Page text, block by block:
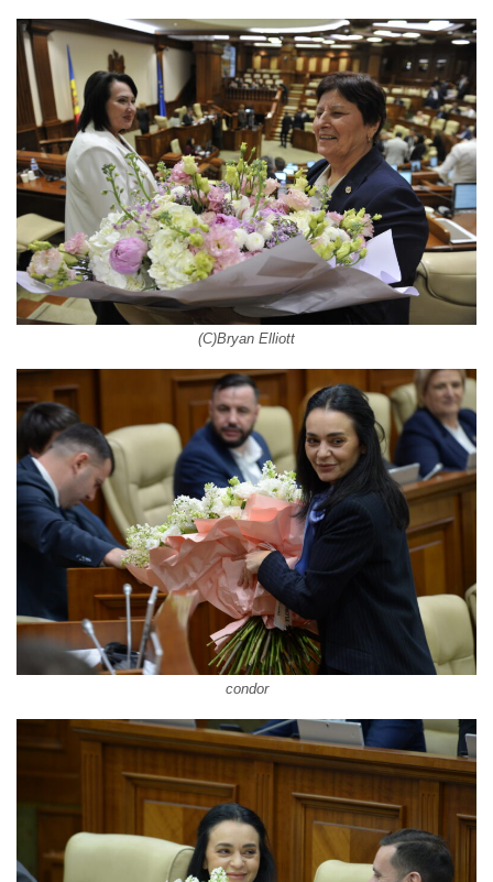
(C)Bryan Elliott
condor